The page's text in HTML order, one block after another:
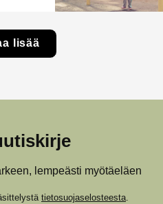
lisää
lempeästi myötäeläen
tietosuojaselosteesta.